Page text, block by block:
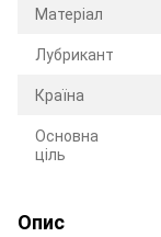
Матеріал
Лубрикант
Країна
Основна
ціль
Опис